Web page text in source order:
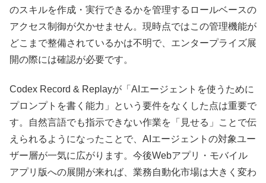
のスキルを作成・実行できるかを管理するロールベースの
アクセス制御が欠かせません。現時点ではこの管理機能が
どこまで整備されているかは不明で、エンタープライズ展
開の際には確認が必要です。
Codex Record & Replayが「AIエージェントを使うために
プロンプトを書く能力」という要件をなくした点は重要で
す。自然言語でも指示できない作業を「見せる」ことで伝
えられるようになったことで、AIエージェントの対象ユー
ザー層が一気に広がります。今後Webアプリ・モバイル
アプリ版への展開が来れば、業務自動化市場は大きく変わ